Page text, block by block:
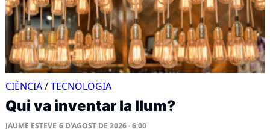
CIÈNCIA/TECNOLOGIA
Qui va inventar la llum?
JAUME ESTEVE 6 D'AGOST DE 2026 · 6:00